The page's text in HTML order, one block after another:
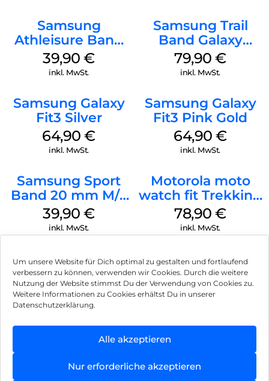
Um unsere Website für Dich optimal zu gestalten und fortlaufend
verbessern zu können, verwenden wir Cookies. Durch die weitere
Nutzung der Website stimmst Du der Verwendung von Cookies zu.
Weitere Informationen zu Cookies erhältst Du in unserer
Datenschutzerklärung.
Alle akzeptieren
Nur erforderliche akzeptieren
Samsung
Athleisure Band
M/L Galaxy
Watch7 Silver
39,90€
inkl. MwSt.
Samsung Trail
Band Galaxy
Watch Ultra
Orange
79,90€
inkl. MwSt.
Samsung Galaxy
Fit3 Silver
64,90€
inkl. MwSt.
Samsung Galaxy
Fit3 Pink Gold
64,90€
inkl. MwSt.
Samsung Sport
Band 20 mm M/L
Galaxy Watch4
Serie Graphite
39,90€
inkl. MwSt.
Motorola moto
watch fit Trekking
Green
78,90€
inkl. MwSt.
Impressum